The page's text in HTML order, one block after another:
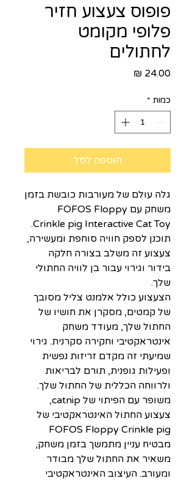
פופוס צעצוע חזיר
פלופי מקומט
לחתולים
כמות *
הוספה לסל
גלה עולם של מעורבות כובשת בזמן
משחק עם FOFOS Floppy
Crinkle pig Interactive Cat Toy.
תוכנן לספק חוויה סוחפת ומעשירה,
צעצוע זה משלב בצורה חלקה
בידור וגירוי עבור בן לוויה החתולי
שלך.
הצעצוע כולל אלמנט צליל מסובך
של קמטים, מסקרן את חושיו של
החתול שלך, מעודד משחק
אינטראקטיבי וחקירה סקרנית. גירוי
שמיעתי זה מקדם זריזות נפשית
ופעילות גופנית, תורם לבריאות
ולרווחה הכללית של החתול שלך.
משופר עם הפיתוי של catnip,
צעצוע החתול האינטראקטיבי של
FOFOS Floppy Crinkle pig
מבטיח עניין מתמשך בזמן משחק,
משאיר את החתול שלך מבודר
ומעורב. העיצוב האינטראקטיבי